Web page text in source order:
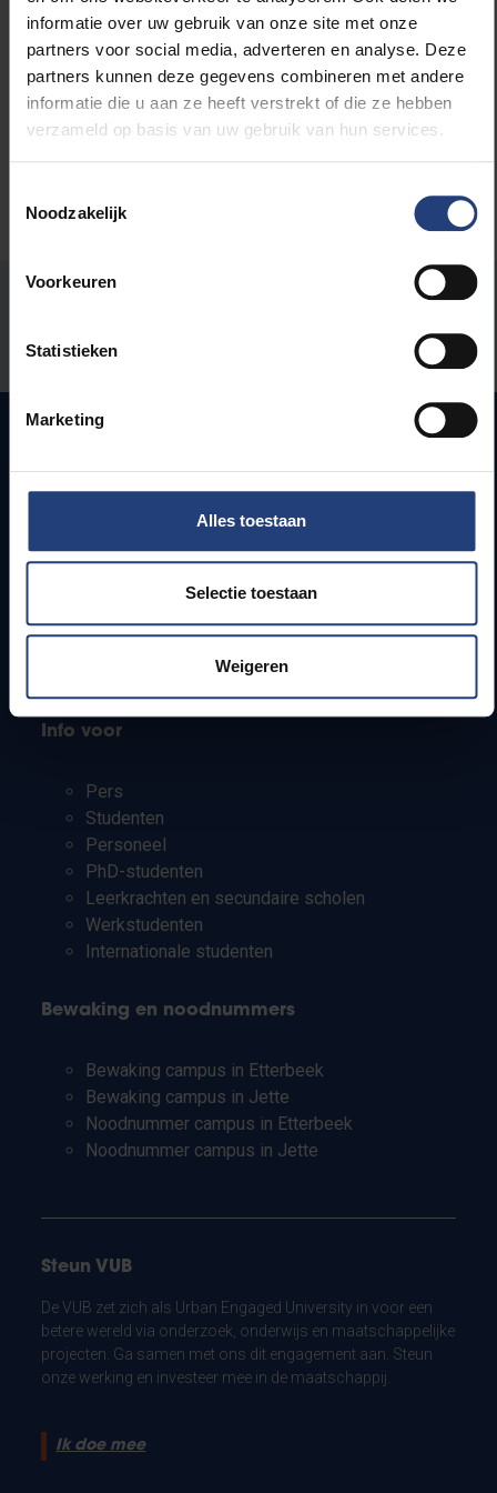
informatie over uw gebruik van onze site met onze
partners voor social media, adverteren en analyse. Deze
partners kunnen deze gegevens combineren met andere
informatie die u aan ze heeft verstrekt of die ze hebben
verzameld op basis van uw gebruik van hun services.
Noodzakelijk
Voorkeuren
Statistieken
Marketing
Alles toestaan
Selectie toestaan
Weigeren
Maatschappij en engagement
Universiteit
Jobs
Bereikbaarheid
Campusfaciliteiten
Info voor
Pers
Studenten
Personeel
PhD-studenten
Leerkrachten en secundaire scholen
Werkstudenten
Internationale studenten
Bewaking en noodnummers
Bewaking campus in Etterbeek
Bewaking campus in Jette
Noodnummer campus in Etterbeek
Noodnummer campus in Jette
Steun VUB
De VUB zet zich als Urban Engaged University in voor een
betere wereld via onderzoek, onderwijs en maatschappelijke
projecten. Ga samen met ons dit engagement aan. Steun
onze werking en investeer mee in de maatschappij.
Ik doe mee